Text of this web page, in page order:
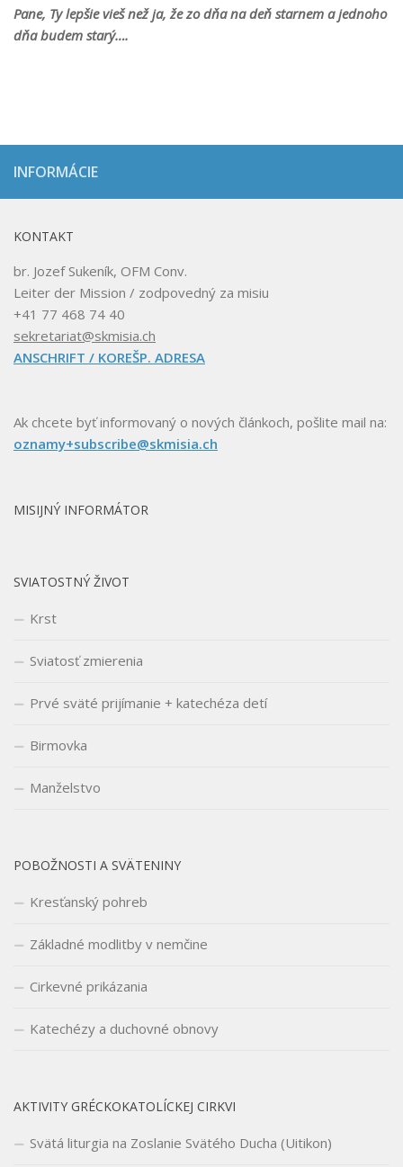
Pane, Ty lepšie vieš než ja, že zo dňa na deň starnem a jednoho
dňa budem starý….
INFORMÁCIE
KONTAKT
br. Jozef Sukeník, OFM Conv.
Leiter der Mission / zodpovedný za misiu
+41 77 468 74 40
sekretariat@skmisia.ch
ANSCHRIFT / KOREŠP. ADRESA
Ak chcete byť informovaný o nových článkoch, pošlite mail na:
oznamy+subscribe@skmisia.ch
MISIJNÝ INFORMÁTOR
SVIATOSTNÝ ŽIVOT
Krst
Sviatosť zmierenia
Prvé sväté prijímanie + katechéza detí
Birmovka
Manželstvo
POBOŽNOSTI A SVÄTENINY
Kresťanský pohreb
Základné modlitby v nemčine
Cirkevné prikázania
Katechézy a duchovné obnovy
AKTIVITY GRÉCKOKATOLÍCKEJ CIRKVI
Svätá liturgia na Zoslanie Svätého Ducha (Uitikon)